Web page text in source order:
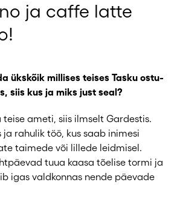
ja caffe latte
ükskõik millises teises Tasku ostu-
siis kus ja miks just seal?
teise ameti, siis ilmselt Gardestis.
ja rahulik töö, kus saab inimesi
taimede või lillede leidmisel.
tuua kaasa tõelise tormi ja
igas valdkonnas nende päevade